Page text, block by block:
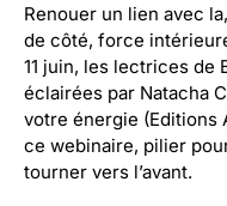
Renouer un lien avec
de côté, force
11 juin, les lectrices de
éclairées par Natacha
votre énergie (Editions
ce webinaire, pilier
tourner vers l’avant.